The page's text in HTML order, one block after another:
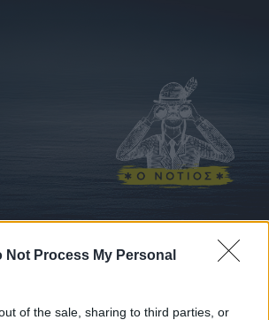
Not Process My Personal
of the sale, sharing to third parties, or